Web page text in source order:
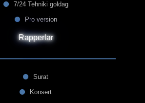
7/24 Tehniki goldag
Pro version
Rapperlar
Surat
Konsert